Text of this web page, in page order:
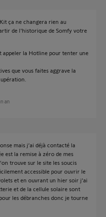
ça ne changera rien au
de l'historique de Somfy votre
appeler la Hotline pour tenter une
que vous faites aggrave la
an
mais j’ai déjà contacté la
est la remise à zéro de mes
trouve sur le site les soucis
accessible pour ouvrir le
et en ouvrant un hier soir j’ai
et de la cellule solaire sont
les débranches donc je tourne